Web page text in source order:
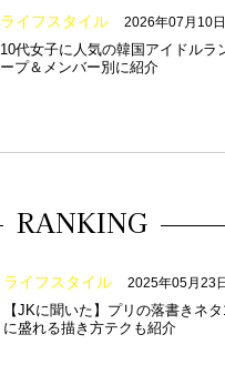
ライフスタイル 2026年07月10日
10代女子に人気の韓国アイドル
ープ＆メンバー別に紹介
RANKING
ライフスタイル 2025年05月23
【JKに聞いた】プリの落書きネ
に盛れる描き方テクも紹介